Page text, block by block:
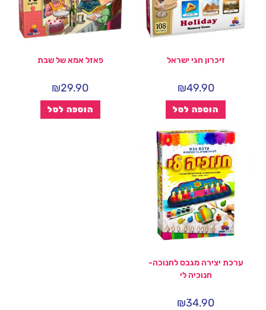
זיכרון חגי ישראל
₪49.90
הוספה לסל
פאזל אמא של שבת
₪29.90
הוספה לסל
ערכת יצירה מגבס לחנוכה-
חנוכיה לי
₪34.90